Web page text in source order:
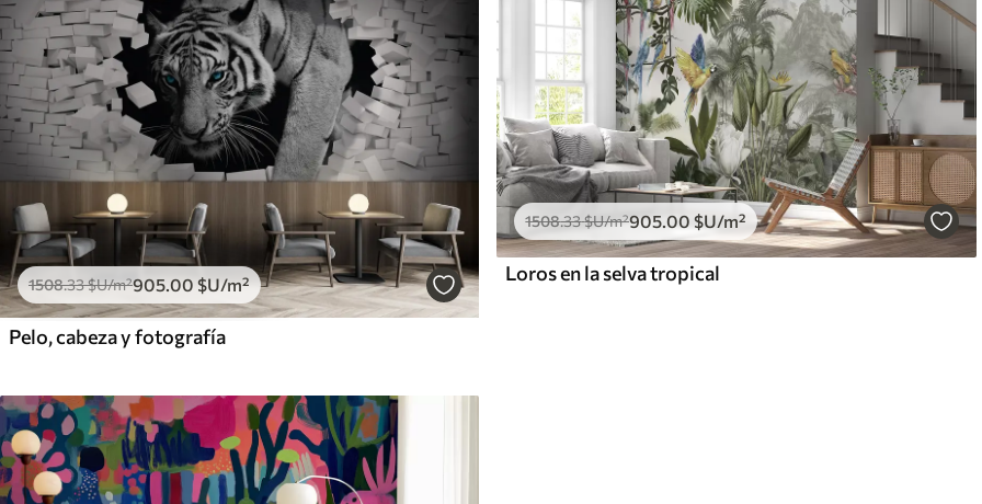
1508.33$U/m²905.00 $U/m²
Pelo, cabeza y fotografía
1508.33$U/m²905 .00 $U/m²
Loros en la selva tropical